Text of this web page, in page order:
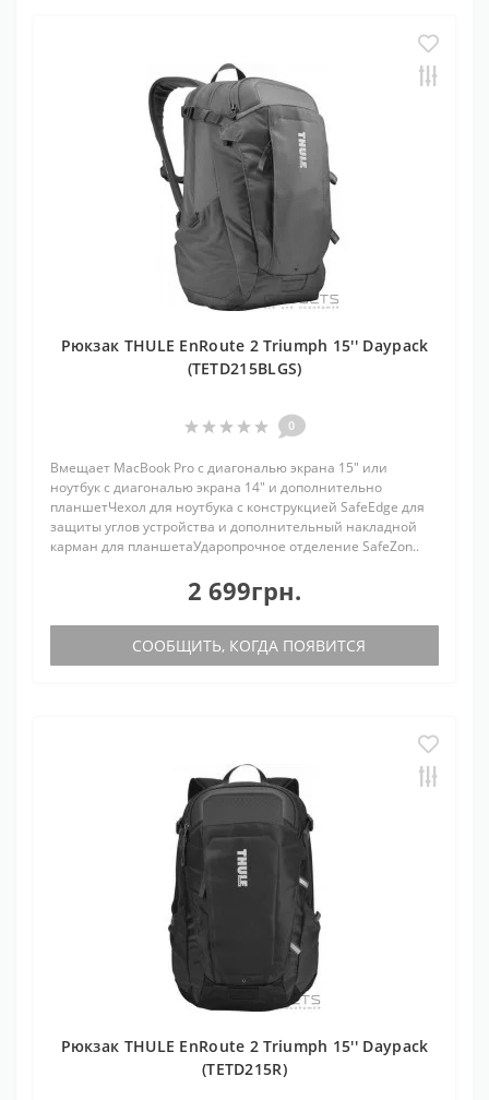
Рюкзак THULE EnRoute 2 Triumph 15'' Daypack
(TETD215BLGS)
0
Вмещает MacBook Pro с диагональю экрана 15" или
ноутбук с диагональю экрана 14" и дополнительно
планшетЧехол для ноутбука с конструкцией SafeEdge для
защиты углов устройства и дополнительный накладной
карман для планшетаУдаропрочное отделение SafeZon..
2 699грн.
СООБЩИТЬ, КОГДА ПОЯВИТСЯ
Рюкзак THULE EnRoute 2 Triumph 15'' Daypack
(TETD215R)